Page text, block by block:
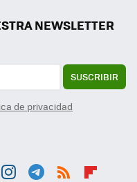
NEWSLETTER
SUSCRIBIR
de privacidad